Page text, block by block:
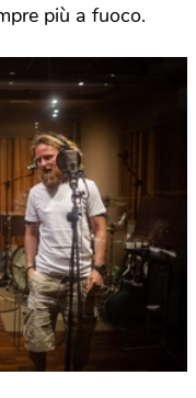
più a fuoco.